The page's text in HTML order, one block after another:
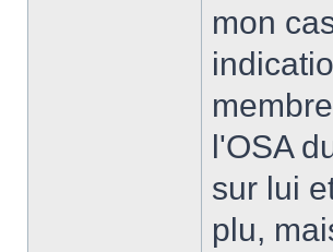
mon
l'OSA
sur lui
plu,